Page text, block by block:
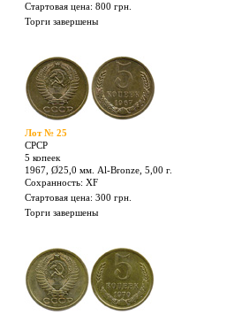
Лот № 22
СРСР
5 копеек
1945, Ø25,0 мм. Al-Bronze, 5,00 г.
Сохранность: XF +
Стартовая цена: 800 грн.
Торги завершены
Лот № 25
СРСР